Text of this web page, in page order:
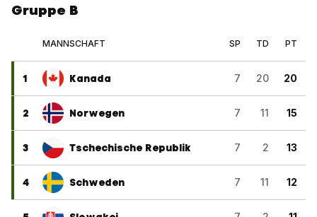
Gruppe B
MANNSCHAFT SP TD PT
1 Kanada 7 20 20
2 Norwegen 7 11 15
3 Tschechische Republik 7 2 13
4 Schweden 7 11 12